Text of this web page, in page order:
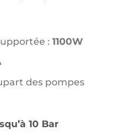
: 1100W
des pompes
10 Bar